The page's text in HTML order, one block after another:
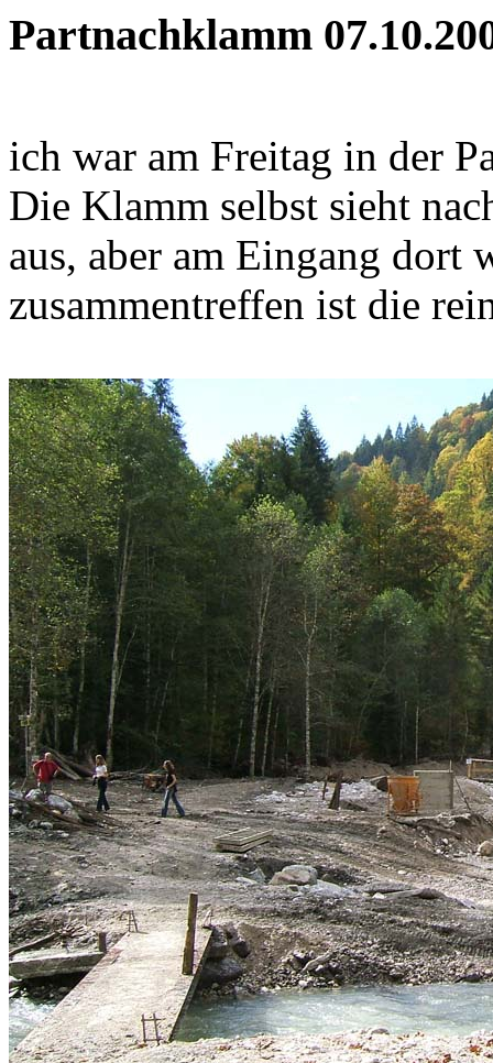
Partnachklamm
ich war am Freitag in der
Die Klamm selbst sieht
aus, aber am Eingang dort
zusammentreffen ist die